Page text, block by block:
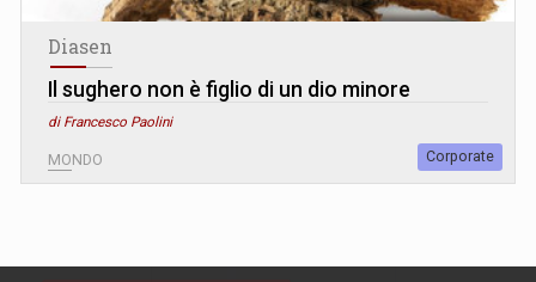
Diasen
Il sughero non è figlio di un dio minore
di Francesco Paolini
MONDO Corporate